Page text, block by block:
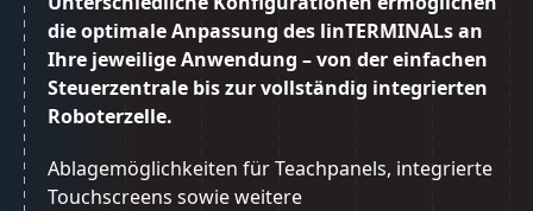
die optimale Anpassung des linTERMINALs an
Ihre jeweilige Anwendung – von der einfachen
Steuerzentrale bis zur vollständig integrierten
Roboterzelle.
Ablagemöglichkeiten für Teachpanels, integrierte
Touchscreens sowie weitere